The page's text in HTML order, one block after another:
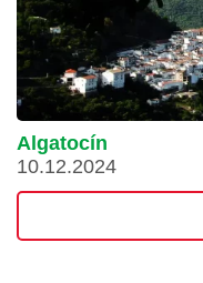
Algatocín
10.12.2024